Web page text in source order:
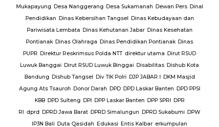
Mukapayung Desa Nanggerang Desa Sukamanah Dewan Pers Dinal
Pendidikan Dinas Kebersihan Tangsel Dinas Kebudayaan dan
Pariwisata Lembata Dinas Kehutanan Jabar Dinas Kesehatan
Pontianak Dinas Olahraga Dinas Pendidikan Pontianak Dinas
PUPR Direktur Reskrimsus Polda NTT direktur utama Dirut RSUD
Luwuk Banggai Dirut RSUD Luwuk Binggai Disabilitas Dishub Kota
Bandung Dishub Tangsel Div TIK Polri DJP JABAR I DKM Masjid
Agung Ats Tsauroh Donor Darah DPD DPD Laskar Banten DPD PPSI
KBB DPD Sulteng DPI DPP Laskar Banten DPP SPRI DPR
RI dprd DPRD Jawa Barat DPRD Simalungun DPRD Sukabumi DPW
IP3N Bali Duta Qasidah Edukasi Entis Kalbar erkumpulan